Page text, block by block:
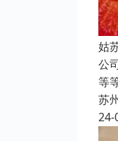
姑
公
等
苏
24-